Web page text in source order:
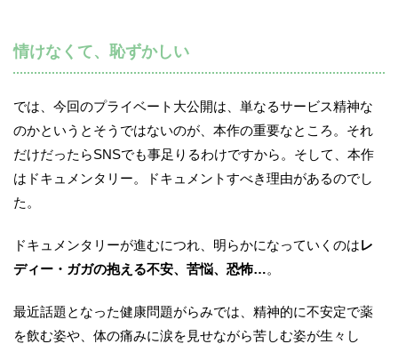
情けなくて、恥ずかしい
では、今回のプライベート大公開は、単なるサービス精神な
のかというとそうではないのが、本作の重要なところ。それ
だけだったらSNSでも事足りるわけですから。そして、本作
はドキュメンタリー。ドキュメントすべき理由があるのでし
た。
ドキュメンタリーが進むにつれ、明らかになっていくのはレ
ディー・ガガの抱える不安、苦悩、恐怖…。
最近話題となった健康問題がらみでは、精神的に不安定で薬
を飲む姿や、体の痛みに涙を見せながら苦しむ姿が生々し